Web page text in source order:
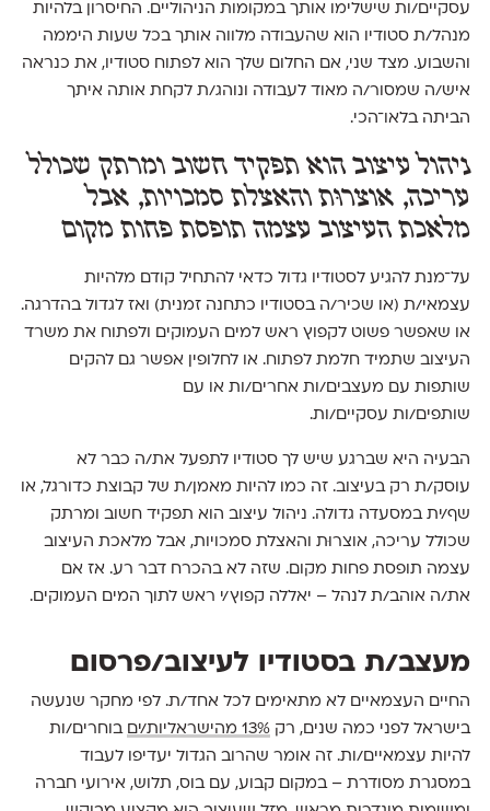
עסקיים/ות שישלימו אותך במקומות הניהוליים. החיסרון בלהיות
מנהל/ת סטודיו הוא שהעבודה מלווה אותך בכל שעות היממה
והשבוע. מצד שני, אם החלום שלך הוא לפתוח סטודיו, את כנראה
איש/ה שמסור/ה מאוד לעבודה ונוהג/ת לקחת אותה איתך
הביתה בלאו־הכי.
ניהול עיצוב הוא תפקיד חשוב ומרתק שכולל
עריכה, אוצרוּת והאצלת סמכויות, אבל
מלאכת העיצוב עצמה תופסת פחות מקום
על־מנת להגיע לסטודיו גדול כדאי להתחיל קודם מלהיות
עצמאי/ת (או שכיר/ה בסטודיו כתחנה זמנית) ואז לגדול בהדרגה.
או שאפשר פשוט לקפוץ ראש למים העמוקים ולפתוח את משרד
העיצוב שתמיד חלמת לפתוח. או לחלופין אפשר גם להקים
שותפות עם מעצבים/ות אחרים/ות או עם
שותפים/ות עסקיים/ות.
הבעיה היא שברגע שיש לך סטודיו לתפעל את/ה כבר לא
עוסק/ת רק בעיצוב. זה כמו להיות מאמן/ת של קבוצת כדורגל, או
שף/ית במסעדה גדולה. ניהול עיצוב הוא תפקיד חשוב ומרתק
שכולל עריכה, אוצרוּת והאצלת סמכויות, אבל מלאכת העיצוב
עצמה תופסת פחות מקום. שזה לא בהכרח דבר רע. אז אם
את/ה אוהב/ת לנהל – יאללה קפוץ/י ראש לתוך המים העמוקים.
מעצב/ת בסטודיו לעיצוב/פרסום
החיים העצמאיים לא מתאימים לכל אחד/ת. לפי מחקר שנעשה
בישראל לפני כמה שנים, רק 13% מהישראליות/ים
בוחרים/ות
להיות עצמאיים/ות. זה אומר שהרוב הגדול יעדיפו לעבוד
במסגרת מסודרת – במקום קבוע, עם בוס, תלוש, אירועי חברה